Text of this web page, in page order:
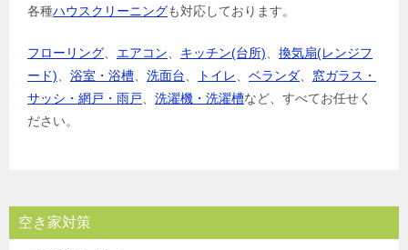
各種ハウスクリーニングも対応しております。
フローリング エアコン キッチン(台所)
換気扇(レンジフ
ード)
浴室・浴槽 洗面台 トイレ ベランダ
窓ガラス・
サッシ・網戸・雨戸
洗濯機・洗濯槽など、すべてお任せく
ださい。
空き家対策